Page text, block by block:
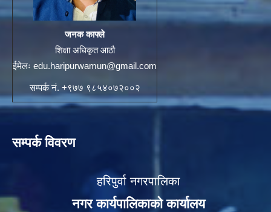
जनक काफ्ले
शिक्षा अधिकृत आठौ
ईमेलः edu.haripurwamun@gmail.com
सम्पर्क नं. +९७७ ९८५४०७२००२
सम्पर्क विवरण
हरिपुर्वा नगरपालिका
नगर कार्यपालिकाको कार्यालय